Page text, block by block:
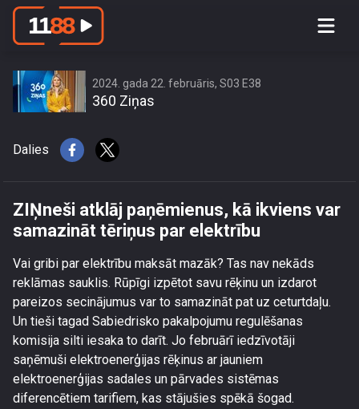
ZIŅneši atklāj paņēmienus, kā ikviens
2024. gada 22. februāris, S03 E38
360 Ziņas
Dalies
ZIŅneši atklāj paņēmienus, kā ikviens var
samazināt tēriņus par elektrību
Vai gribi par elektrību maksāt mazāk? Tas nav nekāds
reklāmas sauklis. Rūpīgi izpētot savu rēķinu un izdarot
pareizos secinājumus var to samazināt pat uz ceturtdaļu.
Un tieši tagad Sabiedrisko pakalpojumu regulēšanas
komisija silti iesaka to darīt. Jo februārī iedzīvotāji
saņēmuši elektroenerģijas rēķinus ar jauniem
elektroenerģijas sadales un pārvades sistēmas
diferencētiem tarifiem, kas stājušies spēkā šogad.